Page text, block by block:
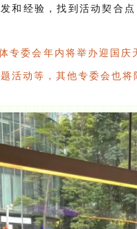
和经验，找到活动契合
专委会年内将举办迎国
题活动等，其他专委会